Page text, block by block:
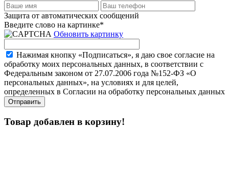
Защита от автоматических сообщений
Введите слово на картинке*
Обновить картинку
Нажимая кнопку «Подписаться», я даю свое согласие на
обработку моих персональных данных, в соответствии с
Федеральным законом от 27.07.2006 года №152-ФЗ «О
персональных данных», на условиях и для целей,
определенных в Согласии на обработку персональных данных
Товар добавлен в корзину!